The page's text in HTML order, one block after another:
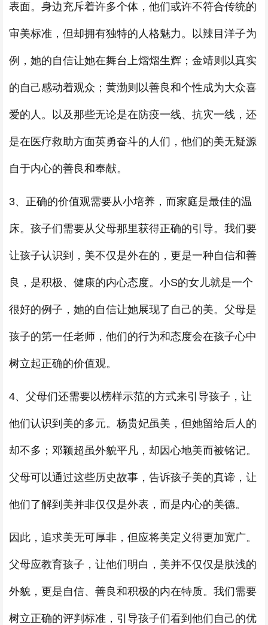
表面。身边充斥着许多个体，他们或许不符合传统的
审美标准，但却拥有独特的人格魅力。以辣目洋子为
例，她的自信让她在舞台上熠熠生辉；金靖则以真实
的自己感动着观众；黄渤则以善良和个性成为大众喜
爱的人。以及那些无论是在防疫一线、抗灾一线，还
是在医疗救助方面英勇奋斗的人们，他们的美无疑源
自于内心的善良和奉献。
3、正确的价值观需要从小培养，而家庭是最佳的温
床。孩子们需要从父母那里获得正确的引导。我们要
让孩子认识到，美不仅是外在的，更是一种自信和善
良，是积极、健康的内心态度。小S的女儿就是一个
很好的例子，她的自信让她展现了自己的美。父母是
孩子的第一任老师，他们的行为和态度会在孩子心中
树立起正确的价值观。
4、父母们还需要以榜样示范的方式来引导孩子，让
他们认识到美的多元。杨贵妃虽美，但她留给后人的
却不多；邓颖超虽外貌平凡，却因心地美而被铭记。
父母可以通过这些历史故事，告诉孩子美的真谛，让
他们了解到美并非仅仅是外表，而是内心的美德。
因此，追求美无可厚非，但应将美定义得更加宽广。
父母应教育孩子，让他们明白，美并不仅仅是肤浅的
外貌，更是自信、善良和积极的内在特质。我们需要
树立正确的评判标准，引导孩子们看到他们自己的优